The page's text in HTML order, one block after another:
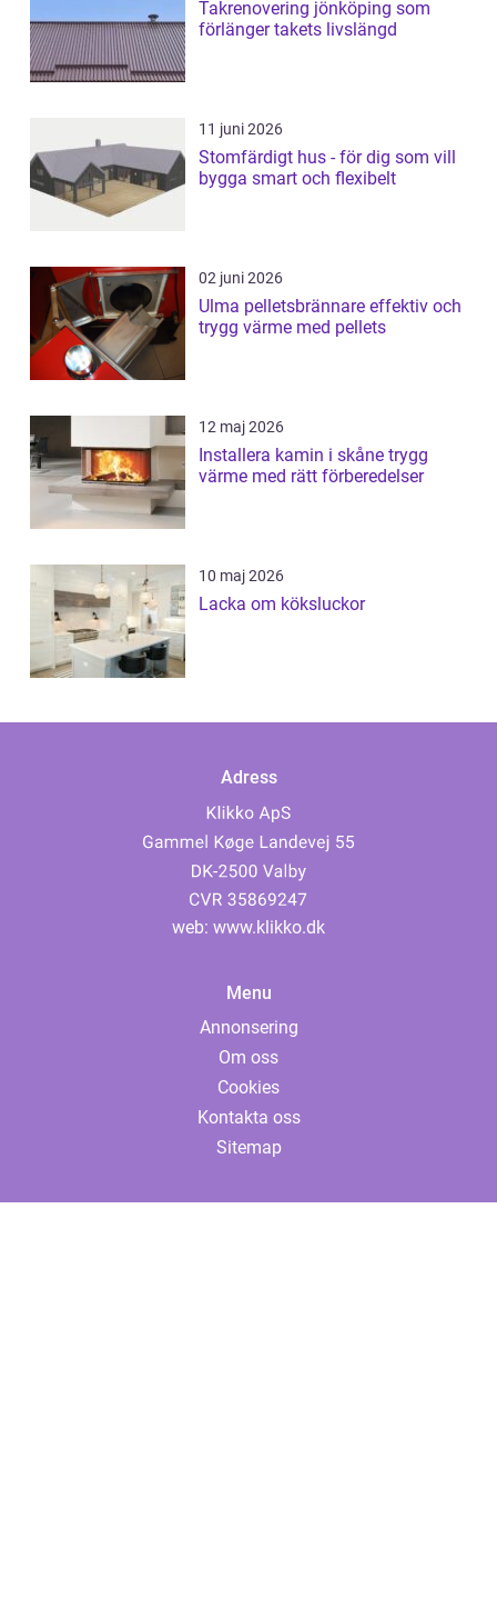
Takrenovering jönköping som
förlänger takets livslängd
11 juni 2026
Stomfärdigt hus - för dig som vill
bygga smart och flexibelt
02 juni 2026
Ulma pelletsbrännare effektiv och
trygg värme med pellets
12 maj 2026
Installera kamin i skåne trygg
värme med rätt förberedelser
10 maj 2026
Lacka om köksluckor
Adress
web: www.klikko.dk
Menu
Annonsering
Om oss
Cookies
Kontakta oss
Sitemap